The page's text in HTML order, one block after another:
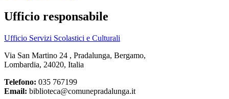
Ufficio responsabile
Ufficio Servizi Scolastici e Culturali
Via San Martino 24 , Pradalunga, Bergamo,
Lombardia, 24020, Italia
Telefono: 035 767199
Email: biblioteca@comunepradalunga.it